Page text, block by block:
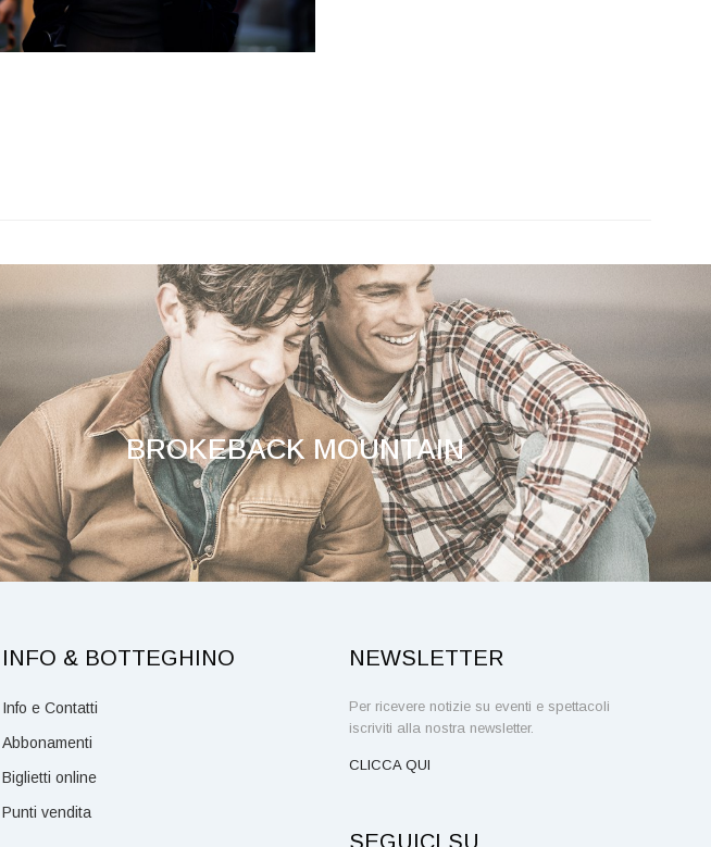
BROKEBACK MOUNTAIN
INFO & BOTTEGHINO
Info e Contatti
Abbonamenti
Biglietti online
Punti vendita
NEWSLETTER
Per ricevere notizie su eventi e spettacoli
iscriviti alla nostra newsletter.
CLICCA QUI
SEGUICI SU